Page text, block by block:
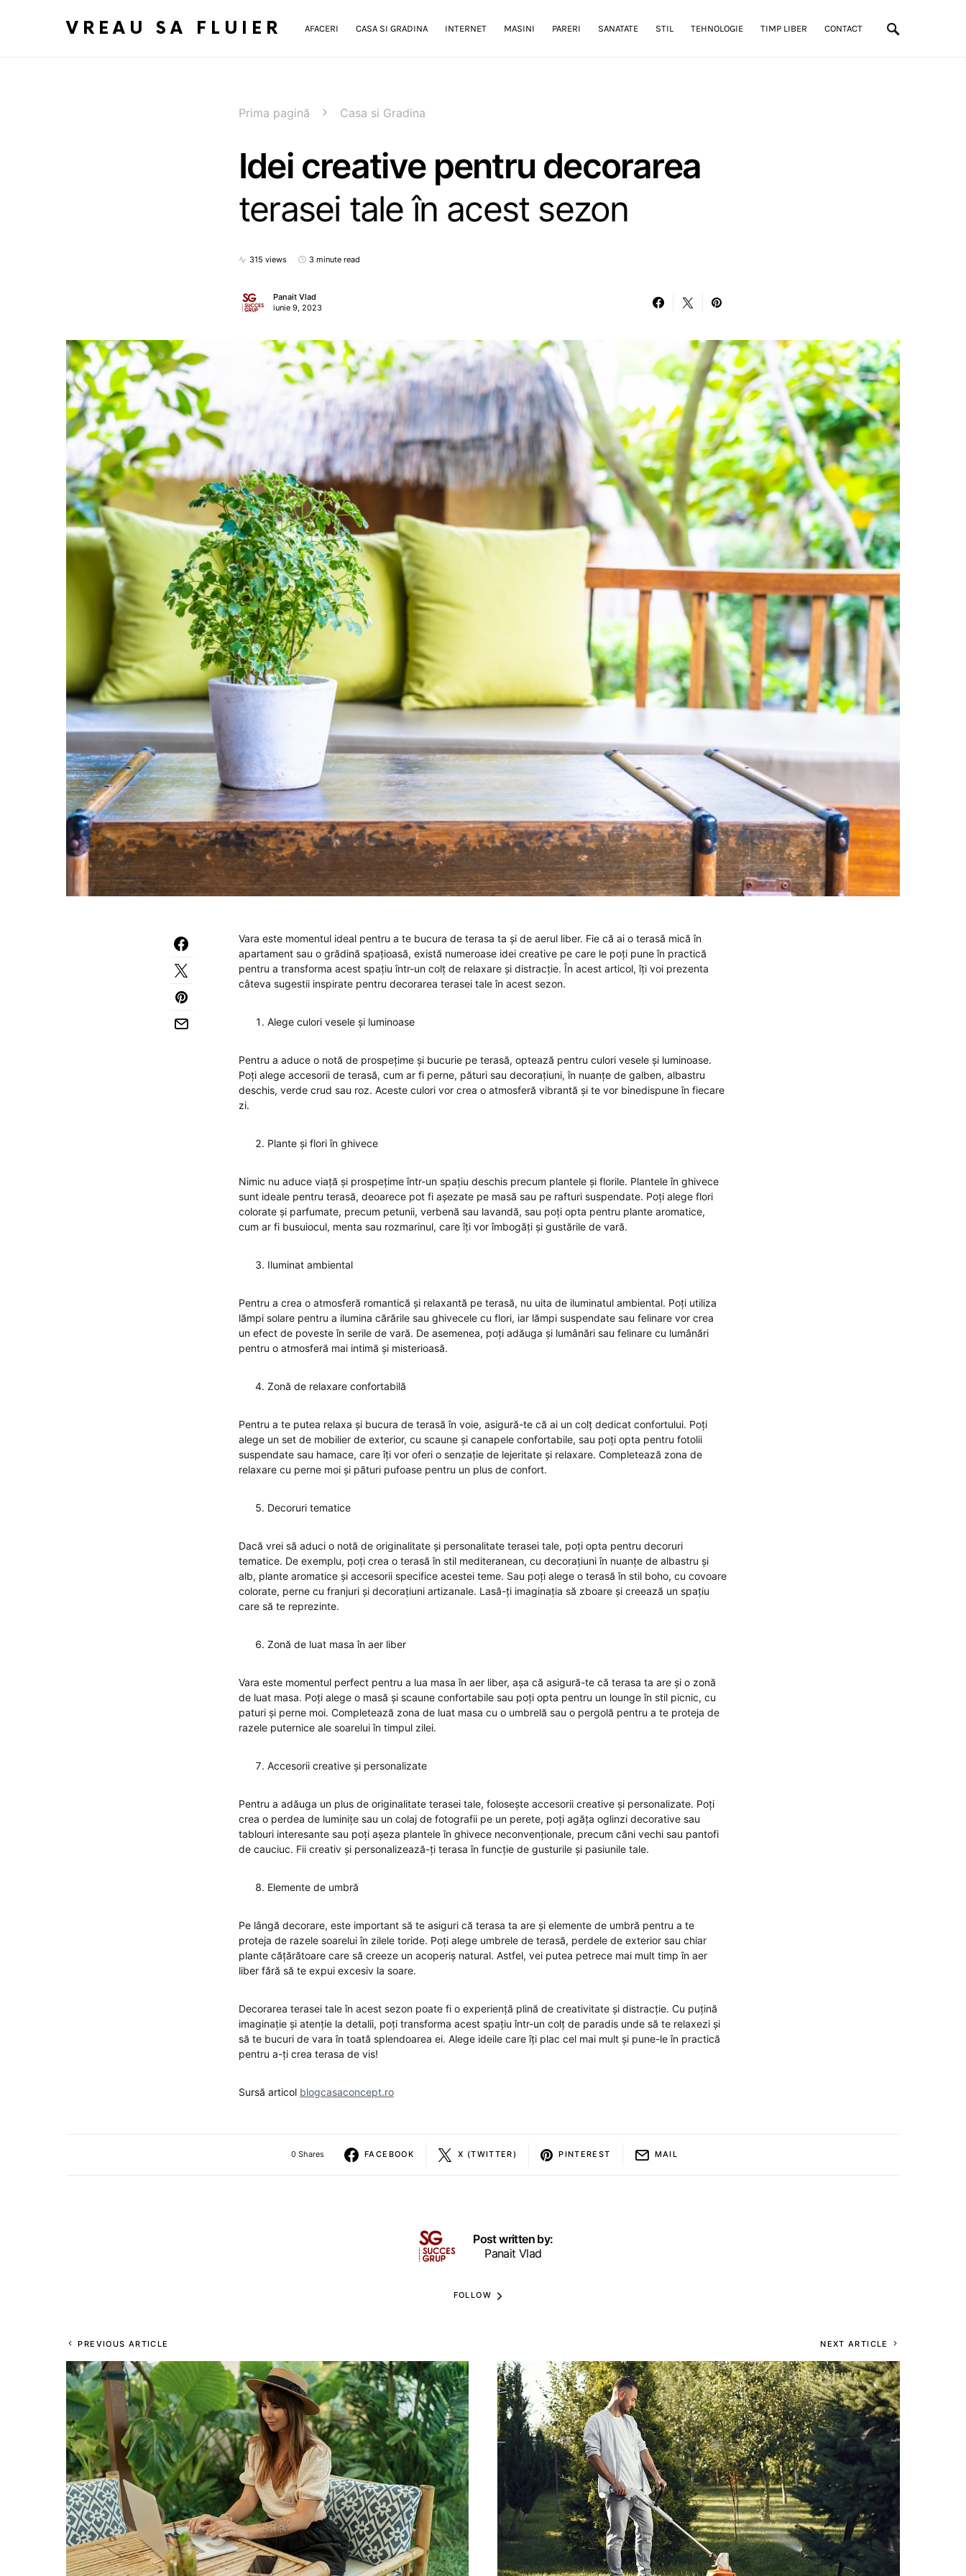
VREAU SA FLUIER AFACERI CASA SI GRADINA INTERNET MASINI PARERI SANATATE STIL TEHNOLOGIE TIMP LIBER CONTACT
Prima pagină Casa si Gradina
Idei creative pentru decorarea
terasei tale în acest sezon
315 views 3 minute read
Panait Vlad
iunie 9, 2023
Vara este momentul ideal pentru a te bucura de terasa ta și de aerul liber. Fie că ai o terasă mică în
apartament sau o grădină spațioasă, există numeroase idei creative pe care le poți pune în practică
pentru a transforma acest spațiu într-un colț de relaxare și distracție. În acest articol, îți voi prezenta
câteva sugestii inspirate pentru decorarea terasei tale în acest sezon.
Alege culori vesele și luminoase
Pentru a aduce o notă de prospețime și bucurie pe terasă, optează pentru culori vesele și luminoase.
Poți alege accesorii de terasă, cum ar fi perne, pături sau decorațiuni, în nuanțe de galben, albastru
deschis, verde crud sau roz. Aceste culori vor crea o atmosferă vibrantă și te vor binedispune în fiecare
zi.
Plante și flori în ghivece
Nimic nu aduce viață și prospețime într-un spațiu deschis precum plantele și florile. Plantele în ghivece
sunt ideale pentru terasă, deoarece pot fi așezate pe masă sau pe rafturi suspendate. Poți alege flori
colorate și parfumate, precum petunii, verbenă sau lavandă, sau poți opta pentru plante aromatice,
cum ar fi busuiocul, menta sau rozmarinul, care îți vor îmbogăți și gustările de vară.
Iluminat ambiental
Pentru a crea o atmosferă romantică și relaxantă pe terasă, nu uita de iluminatul ambiental. Poți utiliza
lămpi solare pentru a ilumina cărările sau ghivecele cu flori, iar lămpi suspendate sau felinare vor crea
un efect de poveste în serile de vară. De asemenea, poți adăuga și lumânări sau felinare cu lumânări
pentru o atmosferă mai intimă și misterioasă.
Zonă de relaxare confortabilă
Pentru a te putea relaxa și bucura de terasă în voie, asigură-te că ai un colț dedicat confortului. Poți
alege un set de mobilier de exterior, cu scaune și canapele confortabile, sau poți opta pentru fotolii
suspendate sau hamace, care îți vor oferi o senzație de lejeritate și relaxare. Completează zona de
relaxare cu perne moi și pături pufoase pentru un plus de confort.
Decoruri tematice
Dacă vrei să aduci o notă de originalitate și personalitate terasei tale, poți opta pentru decoruri
tematice. De exemplu, poți crea o terasă în stil mediteranean, cu decorațiuni în nuanțe de albastru și
alb, plante aromatice și accesorii specifice acestei teme. Sau poți alege o terasă în stil boho, cu covoare
colorate, perne cu franjuri și decorațiuni artizanale. Lasă-ți imaginația să zboare și creează un spațiu
care să te reprezinte.
Zonă de luat masa în aer liber
Vara este momentul perfect pentru a lua masa în aer liber, așa că asigură-te că terasa ta are și o zonă
de luat masa. Poți alege o masă și scaune confortabile sau poți opta pentru un lounge în stil picnic, cu
paturi și perne moi. Completează zona de luat masa cu o umbrelă sau o pergolă pentru a te proteja de
razele puternice ale soarelui în timpul zilei.
Accesorii creative și personalizate
Pentru a adăuga un plus de originalitate terasei tale, folosește accesorii creative și personalizate. Poți
crea o perdea de luminițe sau un colaj de fotografii pe un perete, poți agăța oglinzi decorative sau
tablouri interesante sau poți așeza plantele în ghivece neconvenționale, precum căni vechi sau pantofi
de cauciuc. Fii creativ și personalizează-ți terasa în funcție de gusturile și pasiunile tale.
Elemente de umbră
Pe lângă decorare, este important să te asiguri că terasa ta are și elemente de umbră pentru a te
proteja de razele soarelui în zilele toride. Poți alege umbrele de terasă, perdele de exterior sau chiar
plante cățărătoare care să creeze un acoperiș natural. Astfel, vei putea petrece mai mult timp în aer
liber fără să te expui excesiv la soare.
Decorarea terasei tale în acest sezon poate fi o experiență plină de creativitate și distracție. Cu puțină
imaginație și atenție la detalii, poți transforma acest spațiu într-un colț de paradis unde să te relaxezi și
să te bucuri de vara în toată splendoarea ei. Alege ideile care îți plac cel mai mult și pune-le în practică
pentru a-ți crea terasa de vis!
Sursă articol blogcasaconcept.ro
0 Shares FACEBOOK X (TWITTER) PINTEREST MAIL
Post written by:
Panait Vlad
FOLLOW
PREVIOUS ARTICLE NEXT ARTICLE